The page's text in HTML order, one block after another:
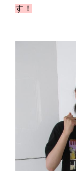
す！